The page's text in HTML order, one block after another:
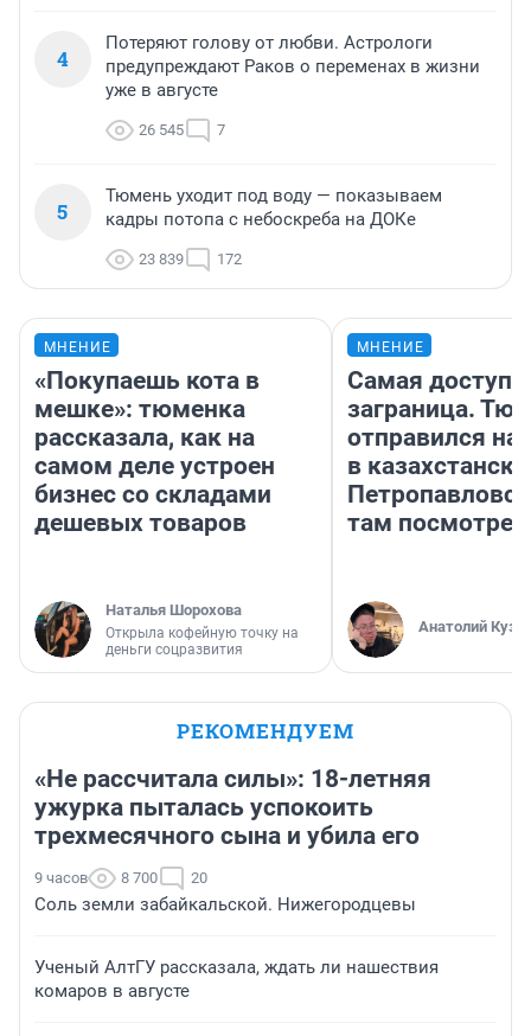
4
Потеряют голову от любви. Астрологи
предупреждают Раков о переменах в жизни
уже в августе
26 545 7
5
Тюмень уходит под воду — показываем
кадры потопа с небоскреба на ДОКе
23 839 172
МНЕНИЕ
«Покупаешь кота в
мешке»: тюменка
рассказала, как на
самом деле устроен
бизнес со складами
дешевых товаров
Наталья Шорохова
Открыла кофейную точку на
деньги соцразвития
МНЕНИЕ
Самая
заграница.
отправился
в
там
Анатолий
РЕКОМЕНДУЕМ
«Не рассчитала силы»: 18-летняя
ужурка пыталась успокоить
трехмесячного сына и убила его
9 часов 8 700 20
Соль земли забайкальской. Нижегородцевы
Ученый АлтГУ рассказала, ждать ли нашествия
комаров в августе